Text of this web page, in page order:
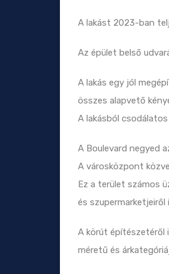
A lakást 2023-ban
Az épület belső
A lakás egy jól
összes alapvető
A lakásból
A Boulevard negyed
A városközpont
Ez a terület számos
és szupermarketjeiről
A körút építészetéről
méretű és